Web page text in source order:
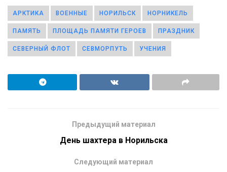
АРКТИКА ВОЕННЫЕ НОРИЛЬСК НОРНИКЕЛЬ
ПАМЯТЬ ПЛОЩАДЬ ПАМЯТИ ГЕРОЕВ ПРАЗДНИК
СЕВЕРНЫЙ ФЛОТ СЕВМОРПУТЬ УЧЕНИЯ
Предыдущий материал
День шахтера в Норильска
Следующий материал